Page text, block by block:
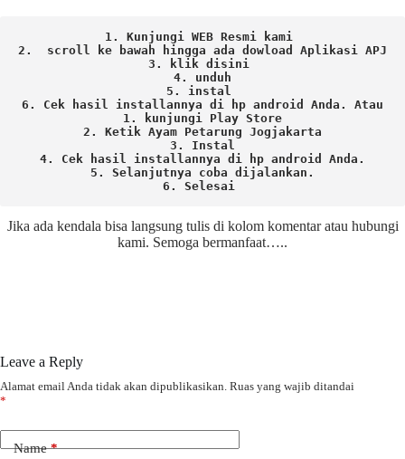
1. Kunjungi WEB Resmi kami
2.  scroll ke bawah hingga ada dowload Aplikasi APJ
3. klik disini
4. unduh
5. instal
6. Cek hasil installannya di hp android Anda. Atau
1. kunjungi Play Store
2. Ketik Ayam Petarung Jogjakarta
3. Instal
4. Cek hasil installannya di hp android Anda.
5. Selanjutnya coba dijalankan.
6. Selesai
Jika ada kendala bisa langsung tulis di kolom komentar atau hubungi
kami. Semoga bermanfaat…..
Leave a Reply
Alamat email Anda tidak akan dipublikasikan. Ruas yang wajib ditandai
*
Name*